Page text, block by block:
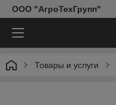
ООО "АгроТехГрупп"
Товары и услуги